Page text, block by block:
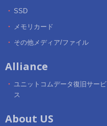
SSD
メモリカード
その他メディア/ファイル
Alliance
ユニットコムデータ復旧サービ
ス
About US